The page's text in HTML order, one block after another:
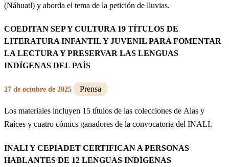
(Náhuatl) y aborda el tema de la petición de lluvias.
COEDITAN SEP Y CULTURA 19 TÍTULOS DE
LITERATURA INFANTIL Y JUVENIL PARA FOMENTAR
LA LECTURA Y PRESERVAR LAS LENGUAS
INDÍGENAS DEL PAÍS
27 de octubre de 2025 Prensa
Los materiales incluyen 15 títulos de las colecciones de Alas y
Raíces y cuatro cómics ganadores de la convocatoria del INALI.
INALI Y CEPIADET CERTIFICAN A PERSONAS
HABLANTES DE 12 LENGUAS INDÍGENAS